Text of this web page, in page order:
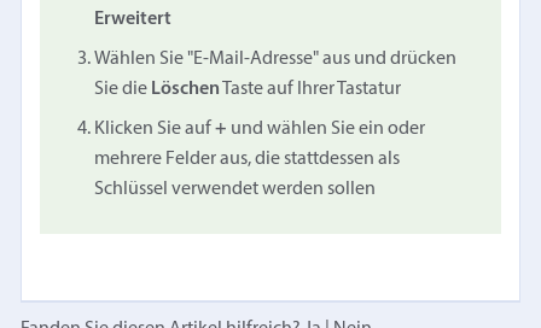
Erweitert
Wählen Sie "E-Mail-Adresse" aus und drücken
Sie die Löschen Taste auf Ihrer Tastatur
Klicken Sie auf+ und wählen Sie ein oder
mehrere Felder aus, die stattdessen als
Schlüssel verwendet werden sollen